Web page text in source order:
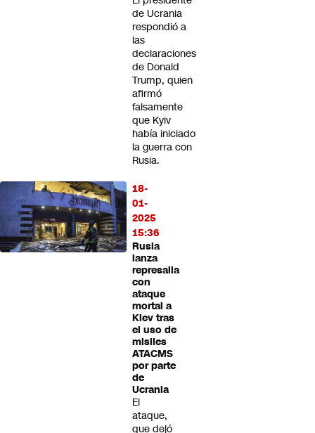
de Ucrania
respondió a
las
declaraciones
de Donald
Trump, quien
afirmó
falsamente
que Kyiv
había iniciado
la guerra con
Rusia.
18-
01-
2025
15:36
Rusia
lanza
represalia
con
ataque
mortal a
Kiev tras
el uso de
misiles
ATACMS
por parte
de
Ucrania
El
ataque,
que dejó